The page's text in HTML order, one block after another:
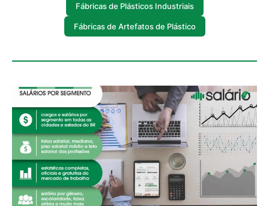
Fábricas de Plásticos Industriais
Fábricas de Artefatos de Plástico